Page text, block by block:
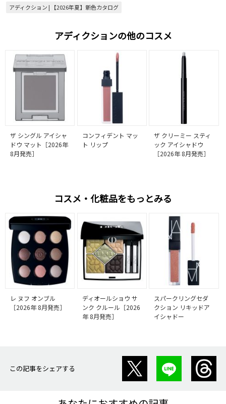
アディクション | 【2026年夏】新色カタログ
アディクションの他のコスメ
ザ シングル アイシャ
ドウ マット［2026年
8月発売］
コンフィデント マッ
ト リップ
ザ クリーミー スティ
ック アイシャドウ
［2026年 8月発売］
コスメ・化粧品をもっとみる
レ ヌフ オンブル
［2026年 8月発売］
ディオールショウ サ
ンク クルール［2026
年 8月発売］
スパークリングセダ
クション リキッドア
イシャドー
この記事をシェアする